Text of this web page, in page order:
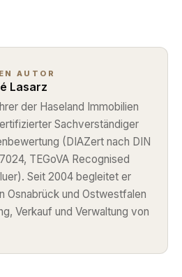
AUTOR
Lasarz
der Haseland Immobilien
Sachverständiger
(DIAZert nach DIN
TEGoVA Recognised
Seit 2004 begleitet er
Osnabrück und Ostwestfalen
Verkauf und Verwaltung von